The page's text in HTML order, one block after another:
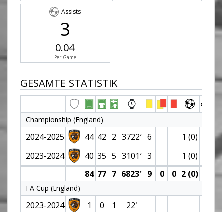
Assists
3
0.04
Per Game
GESAMTE STATISTIK
Championship (England)
2024-2025 44 42 2 3722′ 6 1 (0)
2023-2024
40 35 5 3101′ 3 1 (0)
84 77 7 6823′ 9 0 0 2 (0)
FA Cup (England)
2023-2024 1 0 1
22′